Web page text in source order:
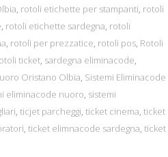
, rotoli etichette per stampanti, rotoli
, rotoli etichette sardegna, rotoli
, rotoli per prezzatice, rotoli pos, Rotoli
ticket, sardegna eliminacode,
Oristano Olbia, Sistemi Eliminacode
eliminacode nuoro, sistemi
, ticjet parcheggi, ticket cinema, ticket
, ticket elimnacode sardegna, ticket